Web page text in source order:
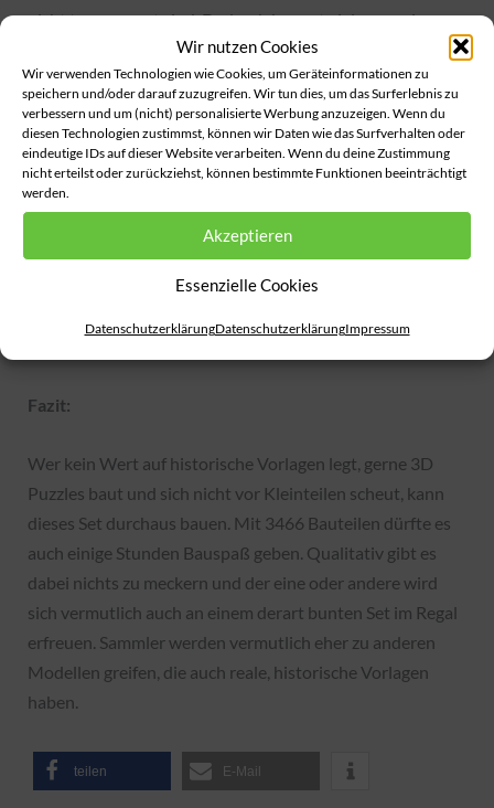
Wir nutzen Cookies
Wir verwenden Technologien wie Cookies, um Geräteinformationen zu
speichern und/oder darauf zuzugreifen. Wir tun dies, um das Surferlebnis zu
verbessern und um (nicht) personalisierte Werbung anzuzeigen. Wenn du
diesen Technologien zustimmst, können wir Daten wie das Surfverhalten oder
eindeutige IDs auf dieser Website verarbeiten. Wenn du deine Zustimmung
nicht erteilst oder zurückziehst, können bestimmte Funktionen beeinträchtigt
werden.
Akzeptieren
Essenzielle Cookies
DatenschutzerklärungDatenschutzerklärungImpressum
nicht transparent sind. Dadurch kommt viel zu wenig am
Auge des Betrachters an, selbst wenn man den Raum
komplett abdunkelt.
Das U-Boot ist komplett in schwarz/weiß gehalten.
Vermutlich um einen Kontrast zum Hintergrund zu bilden.
Welches historische Modell hier ebgebildet werden soll,
erschließt sich mir allerdings nicht. Das fertige U-Boot
kann im aufgeklappten Zustand komplett auf die
Vorrichtungen gesetzt werden. Teilt man es, kann das
Fazit:
Wer kein Wert auf historische Vorlagen legt, gerne 3D
Puzzles baut und sich nicht vor Kleinteilen scheut, kann
dieses Set durchaus bauen. Mit 3466 Bauteilen dürfte es
auch einige Stunden Bauspaß geben. Qualitativ gibt es
dabei nichts zu meckern und der eine oder andere wird
sich vermutlich auch an einem derart bunten Set im Regal
erfreuen. Sammler werden vermutlich eher zu anderen
Modellen greifen, die auch reale, historische Vorlagen
haben.
teilen E-Mail